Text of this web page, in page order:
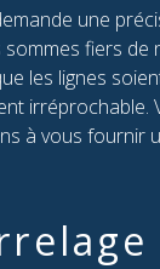
une
sommes fiers
les lignes
à vous fournir